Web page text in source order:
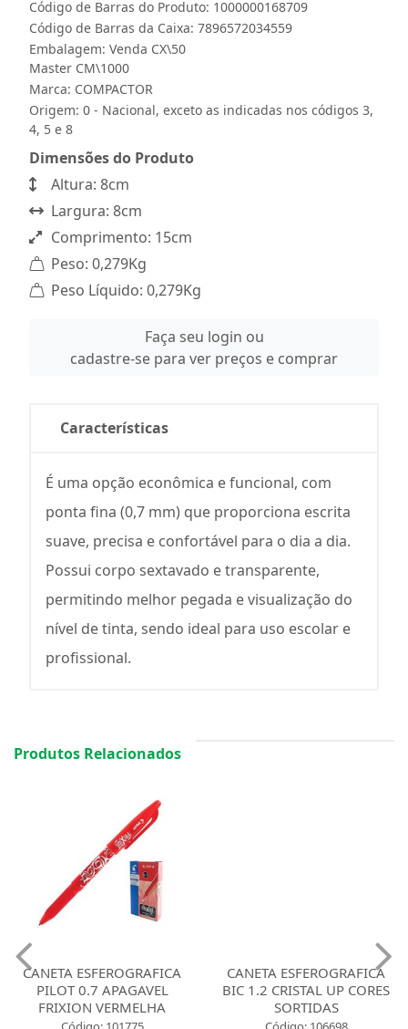
Código de Barras do Produto: 1000000168709
Código de Barras da Caixa: 7896572034559
Embalagem: Venda CX\50
Master CM\1000
Marca: COMPACTOR
Origem: 0 - Nacional, exceto as indicadas nos códigos 3,
4, 5 e 8
Dimensões do Produto
Altura: 8cm
Largura: 8cm
Comprimento: 15cm
Peso: 0,279Kg
Peso Líquido: 0,279Kg
Faça seu login ou
cadastre-se para ver preços e comprar
Características
É uma opção econômica e funcional, com
ponta fina (0,7 mm) que proporciona escrita
suave, precisa e confortável para o dia a dia.
Possui corpo sextavado e transparente,
permitindo melhor pegada e visualização do
nível de tinta, sendo ideal para uso escolar e
profissional.
Produtos Relacionados
CANETA ESFEROGRAFICA
PILOT 0.7 APAGAVEL
FRIXION VERMELHA
CANETA ESFEROGRAFICA
BIC 1.2 CRISTAL UP CORES
SORTIDAS